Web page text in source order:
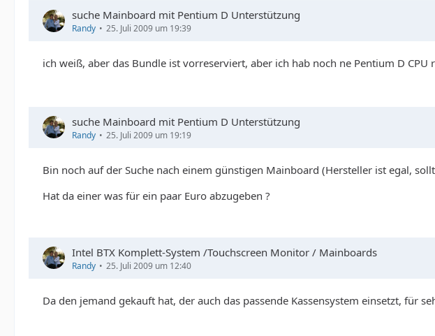
suche Mainboard mit Pentium D Unterstützung
Randy 25. Juli 2009 um 19:39
ich weiß, aber das Bundle ist vorreserviert, aber ich hab noch ne Pentium D CPU
suche Mainboard mit Pentium D Unterstützung
Randy 25. Juli 2009 um 19:19
Bin noch auf der Suche nach einem günstigen Mainboard (Hersteller ist egal,
Hat da einer was für ein paar Euro abzugeben ?
Intel BTX Komplett-System /Touchscreen Monitor / Mainboards
Randy 25. Juli 2009 um 12:40
Da den jemand gekauft hat, der auch das passende Kassensystem einsetzt, für